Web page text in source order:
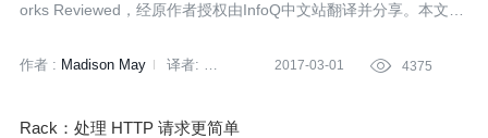
orks Reviewed，经原作者授权由InfoQ中文站翻译并分享。本文对
s、 TensorFlow、Keras、MXNet、PyTorch 进行了介绍与优劣比
较，有助于深度学习入门者对于这些框架形成初步的认识。
作者 : Madison May
译者:
2017-03-01  4375
Rack：处理 HTTP 请求更简单